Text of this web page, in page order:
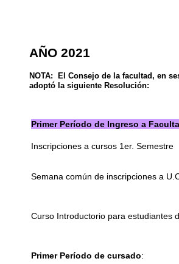
AÑO 2021
NOTA: El Consejo de la facultad, en
adoptó la siguiente Resolución:
Primer Período de Ingreso a
Inscripciones a cursos 1er. Semestre
Semana común de inscripciones a
Curso Introductorio para estudiantes
Primer Período de cursado: